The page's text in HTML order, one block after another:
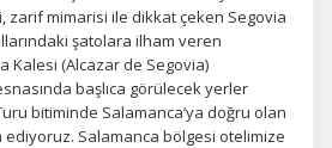
zarif mimarisi ile dikkat çeken Segovia
şatolara ilham veren
Kalesi (Alcazar de Segovia)
başlıca görülecek yerler
bitiminde Salamanca’ya doğru olan
Salamanca bölgesi otelimize